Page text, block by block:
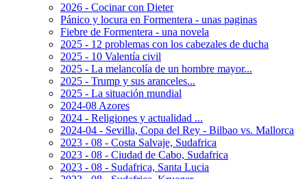
2026 - Cocinar con Dieter
Pánico y locura en Formentera - unas paginas
Fiebre de Formentera - una novela
2025 - 12 problemas con los cabezales de ducha
2025 - 10 Valentía civil
2025 - La melancolía de un hombre mayor...
2025 - Trump y sus aranceles...
2025 - La situación mundial
2024-08 Azores
2024 - Religiones y actualidad ...
2024-04 - Sevilla, Copa del Rey - Bilbao vs. Mallorca
2023 - 08 - Costa Salvaje, Sudafrica
2023 - 08 - Ciudad de Cabo, Sudafrica
2023 - 08 - Sudafrica, Santa Lucia